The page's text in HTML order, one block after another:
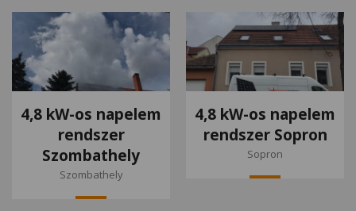
4,8 kW-os napelem
rendszer
Szombathely
Szombathely
4,8 kW-os napelem
rendszer Sopron
Sopron